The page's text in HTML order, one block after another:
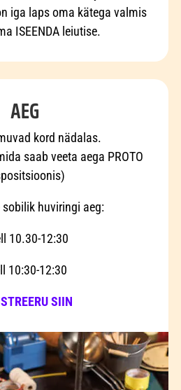
iga laps oma kätega valmis
ISEENDA leiutise.
AEG
kord nädalas.
saab veeta aega PROTO
huviringi aeg:
10.30-12:30
10:30-12:30
SIIN